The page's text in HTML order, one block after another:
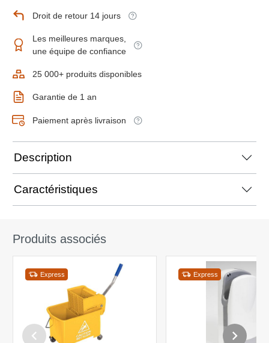
Droit de retour 14 jours
Les meilleures marques,
une équipe de confiance
25 000+ produits disponibles
Garantie de 1 an
Paiement après livraison
Description
Caractéristiques
Produits associés
Express Express